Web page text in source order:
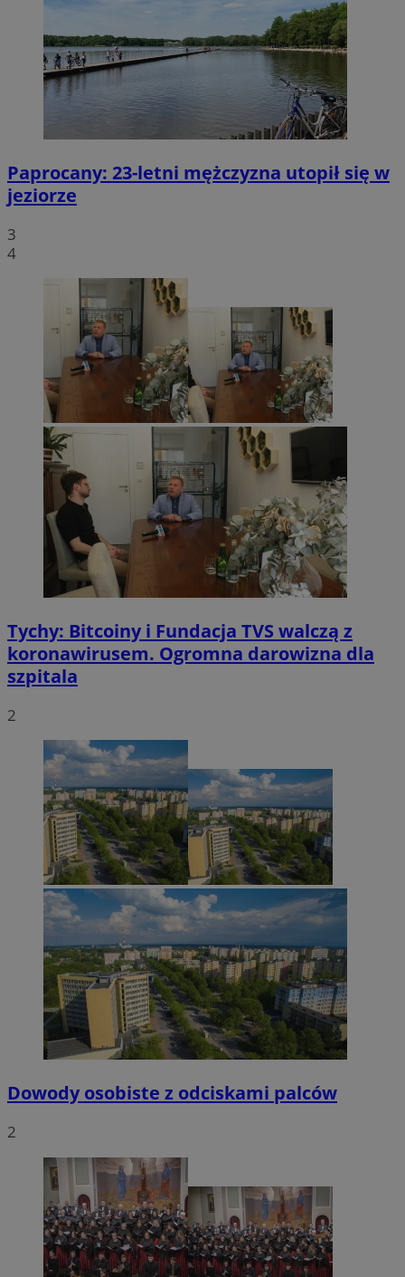
Paprocany: 23-letni mężczyzna utopił się w
jeziorze
3
4
Tychy: Bitcoiny i Fundacja TVS walczą z
koronawirusem. Ogromna darowizna dla
szpitala
2
Dowody osobiste z odciskami palców
2